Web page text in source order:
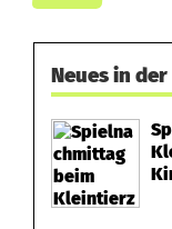
Neues in